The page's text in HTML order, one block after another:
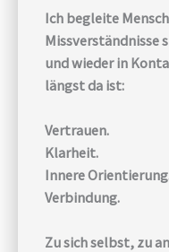
Ich begleite
Missverständnisse
und wieder in
längst da ist:
Vertrauen.
Klarheit.
Innere
Verbindung.
Zu sich selbst, zu